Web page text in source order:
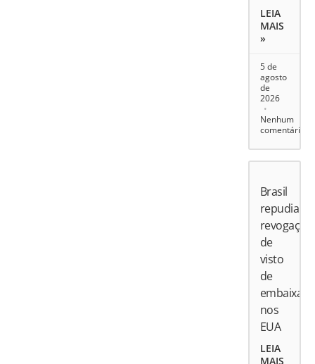
LEIA
MAIS
»
5 de
agosto
de
2026
Nenhum
comentário
Brasil
repudia
revogação
de
visto
de
nos
EUA
LEIA
MAIS